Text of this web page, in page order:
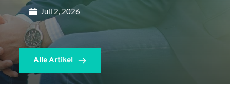
Juli 2, 2026
Alle Artikel